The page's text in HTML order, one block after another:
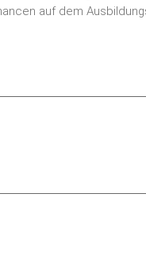
auf dem